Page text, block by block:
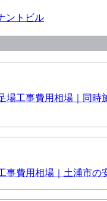
ントビル
場工事費用相場｜同時
事費用相場｜土浦市の